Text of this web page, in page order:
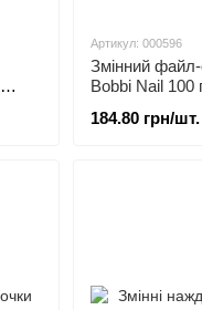
Артикул: 000596
Змінний файл-
Bobbi Nail 100
184.80 грн/шт.